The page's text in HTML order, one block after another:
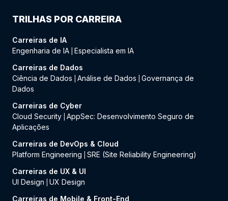
TRILHAS POR CARREIRA
Carreiras de IA
Engenharia de IA Especialista em IA
Carreiras de Dados
Ciência de Dados
Análise de Dados
Governança de
Dados
Carreiras de Cyber
Cloud Security AppSec: Desenvolvimento Seguro de
Aplicações
Carreiras de DevOps & Cloud
Platform Engineering
SRE (Site Reliability Engineering)
Carreiras de UX & UI
UI Design
UX Design
Carreiras de Mobile & Front-End